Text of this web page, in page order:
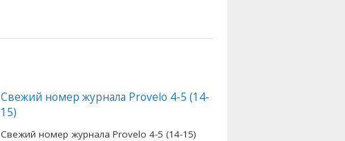
Свежий номер журнала Provelo 4-5 (14-
15)
Свежий номер журнала Provelo 4-5 (14-15)